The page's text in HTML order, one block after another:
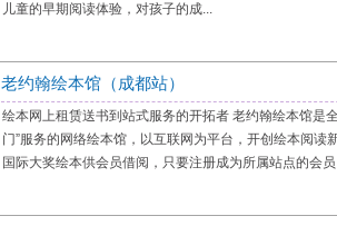
儿童的早期阅读体验，对孩子的成...
老约翰绘本馆（成都站）
绘本网上租赁送书到站式服务的开拓者 老约翰绘本馆是
门”服务的网络绘本馆，以互联网为平台，开创绘本阅
国际大奖绘本供会员借阅，只要注册成为所属站点的会